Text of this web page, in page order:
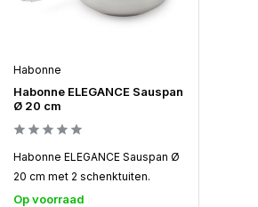
Habonne
Habonne ELEGANCE Sauspan
Ø 20 cm
Habonne ELEGANCE Sauspan Ø
20 cm met 2 schenktuiten.
Op voorraad